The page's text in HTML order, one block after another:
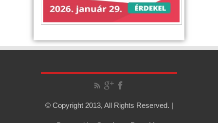
© Copyright 2013, All Rights Reserved. |